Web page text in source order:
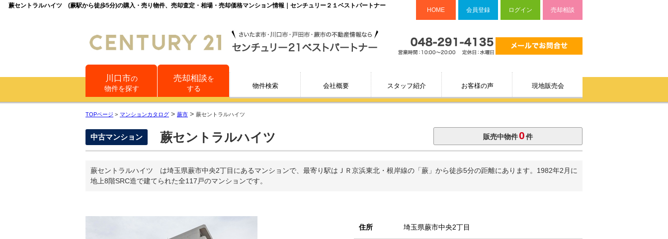
蕨セントラルハイツ (蕨駅から徒歩5分)の購入・売り物件、売却査定・相場・売却価格マンション情報｜センチュリー２１ベストパートナー
HOME 会員登録 ログイン 売却相談
川口市の
物件を探す
売却相談を
する
物件検索 会社概要 スタッフ紹介 お客様の声 現地販売会
TOPページ > マンションカタログ > 蕨市 > 蕨セントラルハイツ
中古マンション 蕨セントラルハイツ 販売中物件0件
蕨セントラルハイツ は埼玉県蕨市中央2丁目にあるマンションで、最寄り駅はＪＲ京浜東北・根岸線の「蕨」から徒歩5分の距離にあります。1982年2月に
地上8階SRC造で建てられた全117戸のマンションです。
住所 埼玉県蕨市中央2丁目